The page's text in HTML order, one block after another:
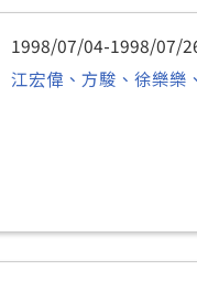
1998/07/04-1998/07/
江宏偉、方駿、徐樂樂